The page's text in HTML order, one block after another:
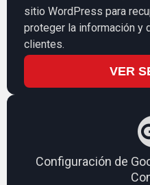
sitio WordPress para
proteger la información y
clientes.
VER
Configuración de